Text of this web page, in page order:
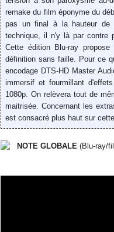
remake du film éponyme du
pas un final à la hauteur de
technique, il n'y là par contre
Cette édition Blu-ray
définition sans faille. Pour ce
encodage DTS-HD Master
immersif et fourmillant
1080p. On relèvera tout de
maitrisée. Concernant les
est consacré plus haut sur
NOTE GLOBALE (Blu-ray/